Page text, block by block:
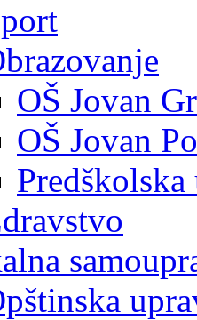
OŠ Jovan
OŠ Jovan
Predškolska